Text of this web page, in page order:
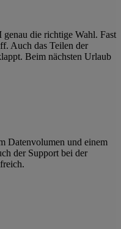
die richtige Wahl. Fast
Auch das Teilen der
Beim nächsten Urlaub
Datenvolumen und einem
der Support bei der